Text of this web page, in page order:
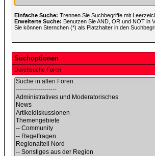
Einfache Suche: Trennen Sie Suchbegriffe mit
Erweiterte Suche: Benutzen Sie AND, OR und NOT in
Sie können Sternchen (*) als Platzhalter in den
Suchoptionen
Durchsuche Foren